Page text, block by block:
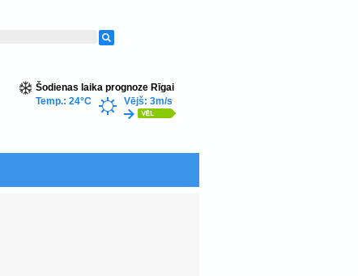
Šodienas laika prognoze Rīgai
Temp.: 24°C
Vējš: 3m/s